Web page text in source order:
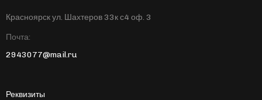
Красноярск ул. Шахтеров 33к с4 оф. 3
Почта:
2943077@mail.ru
Реквизиты